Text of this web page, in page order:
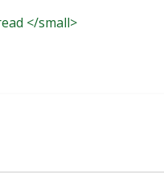
</small>